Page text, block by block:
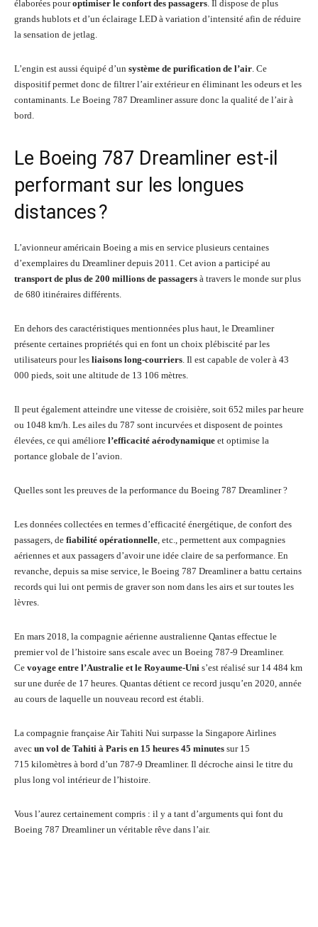
élaborées pouroptimiser le confort des passagers. Il dispose de plus
grands hublots et d’un éclairage LED à variation d’intensité afin de réduire
la sensation de jetlag.
L’engin est aussi équipé d’un système de purification de l’air. Ce
dispositif permet donc de filtrer l’air extérieur en éliminant les odeurs et les
contaminants. Le Boeing 787 Dreamliner assure donc la qualité de l’air à
bord.
Le Boeing 787 Dreamliner est-il
performant sur les longues
distances ?
L’avionneur américain Boeing a mis en service plusieurs centaines
d’exemplaires du Dreamliner depuis 2011. Cet avion a participé au
transport de plus de 200 millions de passagers à travers le monde sur plus
de 680 itinéraires différents.
En dehors des caractéristiques mentionnées plus haut, le Dreamliner
présente certaines propriétés qui en font un choix plébiscité par les
utilisateurs pour les liaisons long-courriers. Il est capable de voler à 43
000 pieds, soit une altitude de 13 106 mètres.
Il peut également atteindre une vitesse de croisière, soit 652 miles par heure
ou 1048 km/h. Les ailes du 787 sont incurvées et disposent de pointes
élevées, ce qui améliore l’efficacité aérodynamique et optimise la
portance globale de l’avion.
Quelles sont les preuves de la performance du Boeing 787 Dreamliner ?
Les données collectées en termes d’efficacité énergétique, de confort des
passagers, de fiabilité opérationnelle, etc., permettent aux compagnies
aériennes et aux passagers d’avoir une idée claire de sa performance. En
revanche, depuis sa mise service, le Boeing 787 Dreamliner a battu certains
records qui lui ont permis de graver son nom dans les airs et sur toutes les
lèvres.
En mars 2018, la compagnie aérienne australienne Qantas effectue le
premier vol de l’histoire sans escale avec un Boeing 787-9 Dreamliner.
Ce voyage entre l’Australie et le Royaume-Uni s’est réalisé sur 14 484 km
sur une durée de 17 heures. Quantas détient ce record jusqu’en 2020, année
au cours de laquelle un nouveau record est établi.
La compagnie française Air Tahiti Nui surpasse la Singapore Airlines
avec un vol de Tahiti à Paris en 15 heures 45 minutes sur 15
715 kilomètres à bord d’un 787-9 Dreamliner. Il décroche ainsi le titre du
plus long vol intérieur de l’histoire.
Vous l’aurez certainement compris : il y a tant d’arguments qui font du
Boeing 787 Dreamliner un véritable rêve dans l’air.